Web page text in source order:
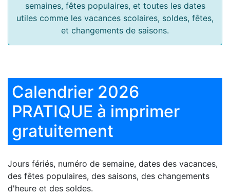
semaines, fêtes populaires, et toutes les dates
utiles comme les vacances scolaires, soldes, fêtes,
et changements de saisons.
Calendrier 2026
PRATIQUE à imprimer
gratuitement
Jours fériés, numéro de semaine, dates des vacances,
des fêtes populaires, des saisons, des changements
d'heure et des soldes.